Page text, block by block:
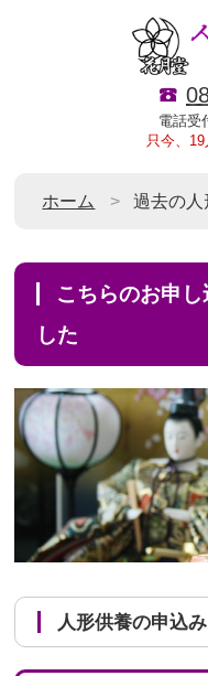
電話受
只今、19
ホーム 過去の人
こちらのお申し込みはキャンセルになりま
した
人形供養の申込